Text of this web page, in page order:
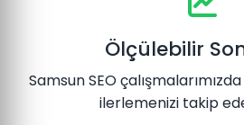
Ölçülebilir
Samsun SEO
ilerlemenizi takip